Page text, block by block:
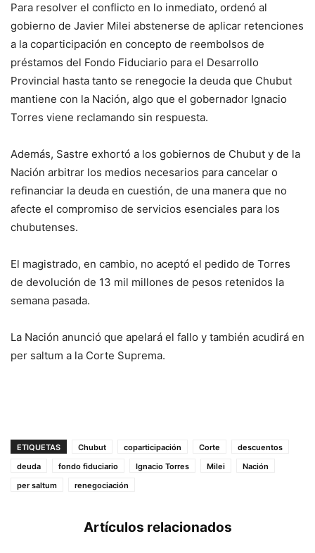
Para resolver el conflicto en lo inmediato, ordenó al
gobierno de Javier Milei abstenerse de aplicar retenciones
a la coparticipación en concepto de reembolsos de
préstamos del Fondo Fiduciario para el Desarrollo
Provincial hasta tanto se renegocie la deuda que Chubut
mantiene con la Nación, algo que el gobernador Ignacio
Torres viene reclamando sin respuesta.
Además, Sastre exhortó a los gobiernos de Chubut y de la
Nación arbitrar los medios necesarios para cancelar o
refinanciar la deuda en cuestión, de una manera que no
afecte el compromiso de servicios esenciales para los
chubutenses.
El magistrado, en cambio, no aceptó el pedido de Torres
de devolución de 13 mil millones de pesos retenidos la
semana pasada.
La Nación anunció que apelará el fallo y también acudirá en
per saltum a la Corte Suprema.
ETIQUETAS Chubut coparticipación Corte
descuentos
deuda
fondo fiduciario Ignacio Torres Milei
Nación
per saltum
renegociación
Artículos relacionados